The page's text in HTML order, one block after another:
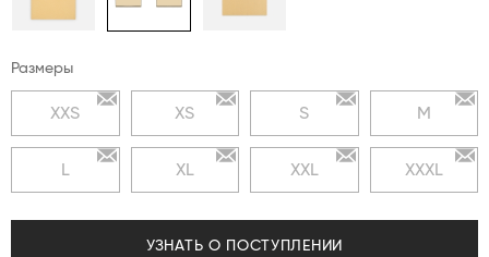
Размеры
XXS XS S M
L XL XXL XXXL
УЗНАТЬ О ПОСТУПЛЕНИИ